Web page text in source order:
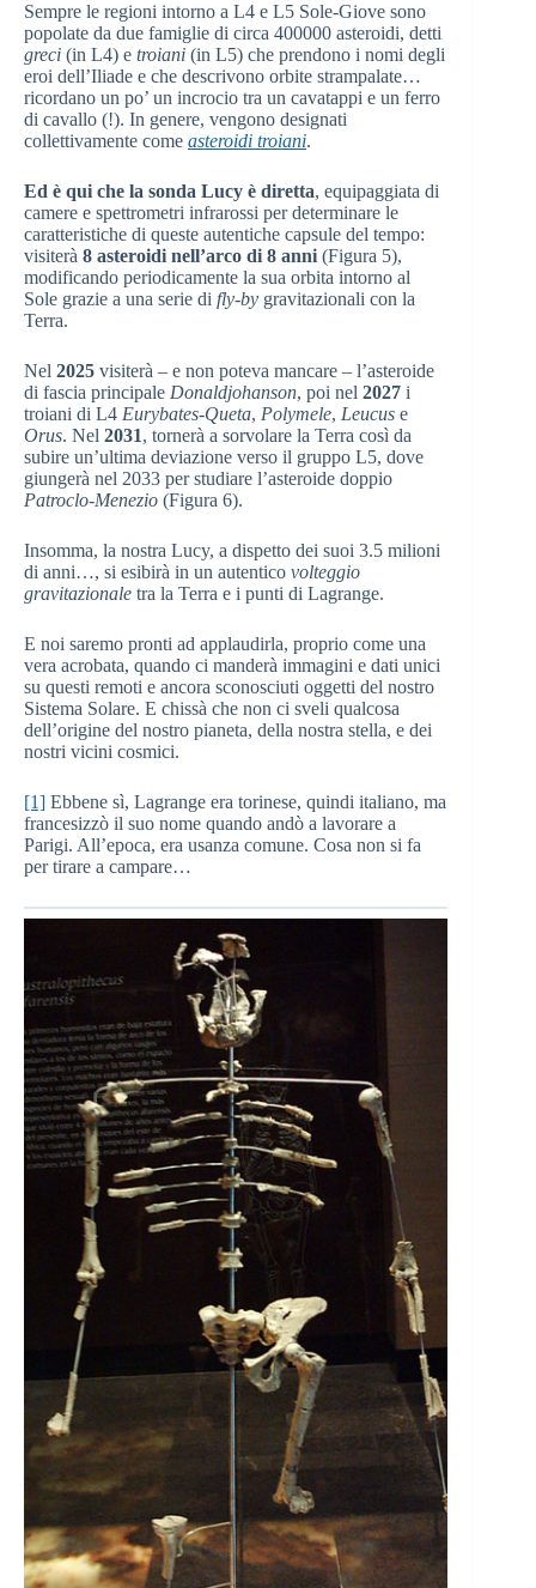
Sempre le regioni intorno a L4 e L5 Sole-Giove sono
popolate da due famiglie di circa 400000 asteroidi, detti
greci (in L4) e troiani (in L5) che prendono i nomi degli
eroi dell’Iliade e che descrivono orbite strampalate…
ricordano un po’ un incrocio tra un cavatappi e un ferro
di cavallo (!). In genere, vengono designati
collettivamente come asteroidi troiani.
Ed è qui che la sonda Lucy è diretta, equipaggiata di
camere e spettrometri infrarossi per determinare le
caratteristiche di queste autentiche capsule del tempo:
visiterà 8 asteroidi nell’arco di 8 anni (Figura 5),
modificando periodicamente la sua orbita intorno al
Sole grazie a una serie di fly-by gravitazionali con la
Terra.
Nel 2025 visiterà – e non poteva mancare – l’asteroide
di fascia principale Donaldjohanson, poi nel 2027 i
troiani di L4 Eurybates-Queta, Polymele, Leucus e
Orus. Nel 2031, tornerà a sorvolare la Terra così da
subire un’ultima deviazione verso il gruppo L5, dove
giungerà nel 2033 per studiare l’asteroide doppio
Patroclo-Menezio (Figura 6).
Insomma, la nostra Lucy, a dispetto dei suoi 3.5 milioni
di anni…, si esibirà in un autentico volteggio
gravitazionale tra la Terra e i punti di Lagrange.
E noi saremo pronti ad applaudirla, proprio come una
vera acrobata, quando ci manderà immagini e dati unici
su questi remoti e ancora sconosciuti oggetti del nostro
Sistema Solare. E chissà che non ci sveli qualcosa
dell’origine del nostro pianeta, della nostra stella, e dei
nostri vicini cosmici.
[1] Ebbene sì, Lagrange era torinese, quindi italiano, ma
francesizzò il suo nome quando andò a lavorare a
Parigi. All’epoca, era usanza comune. Cosa non si fa
per tirare a campare…